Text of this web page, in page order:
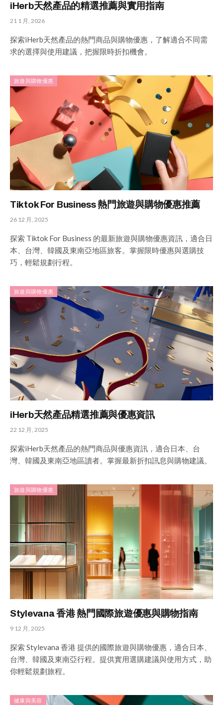
iHerb天然產品的精選推薦與實用指南
21 1 月, 2026
探索iHerb天然產品的熱門商品與購物優惠，了解適合不同需
求的選擇與使用建議，把握限時折扣機會。
旅遊與購物優惠
Tiktok For Business 熱門旅遊與購物優惠推薦
26 12 月, 2025
探索 Tiktok For Business 的最新旅遊與購物優惠資訊，適合日
本、台灣、韓國及東南亞地區旅客。掌握限時優惠與選購技
巧，輕鬆規劃行程。
旅遊與購物優惠
iHerb天然產品精選推薦與優惠資訊
22 12 月, 2025
探索iHerb天然產品的熱門商品與優惠資訊，適合日本、台
灣、韓國及東南亞地區讀者。掌握最新折扣訊息與購物建議。
旅遊與購物優惠
Stylevana 香港 熱門國際旅遊優惠與購物指南
9 12 月, 2025
探索 Stylevana 香港 提供的國際旅遊與購物優惠，適合日本、
台灣、韓國及東南亞行程。提供實用選購建議與使用方式，助
你輕鬆規劃旅程。
健康與美容